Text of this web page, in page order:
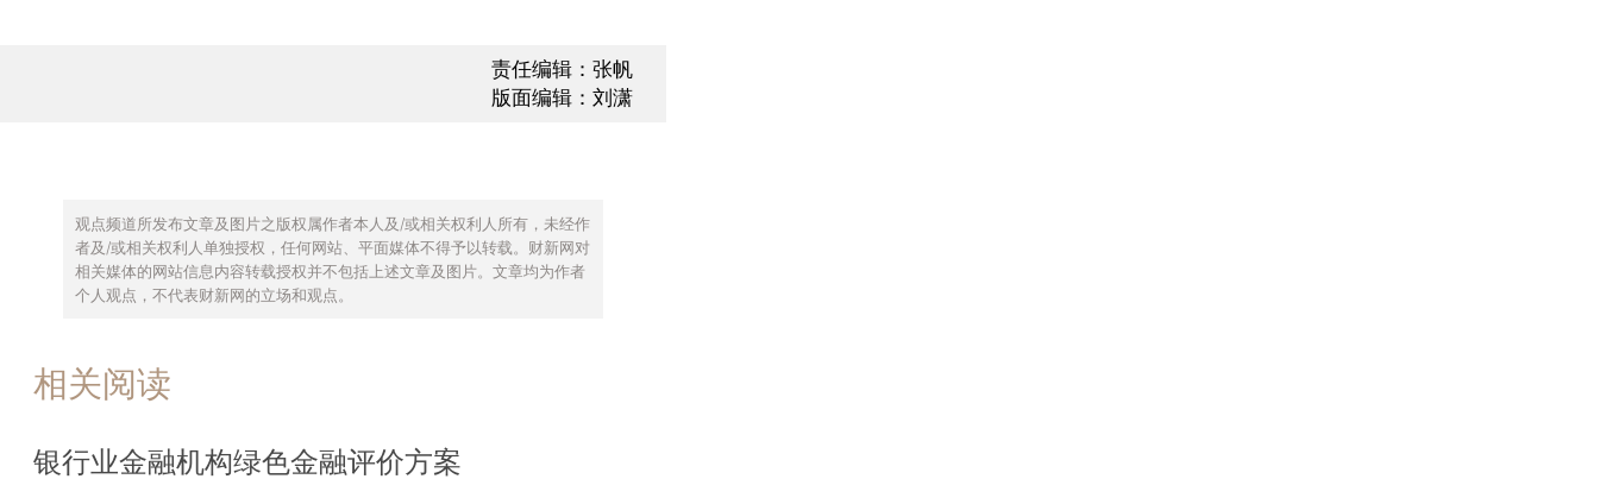
责任编辑：张帆
版面编辑：刘潇
观点频道所发布文章及图片之版权属作者本人及/或相关权利人所有，未经作
者及/或相关权利人单独授权，任何网站、平面媒体不得予以转载。财新网对
相关媒体的网站信息内容转载授权并不包括上述文章及图片。文章均为作者
个人观点，不代表财新网的立场和观点。
相关阅读
银行业金融机构绿色金融评价方案